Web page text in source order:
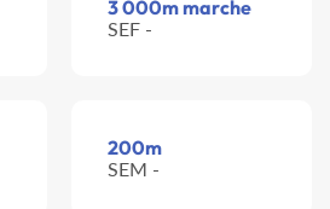
3 000m marche
SEF -
200m
SEM -